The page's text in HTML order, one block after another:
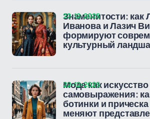
Знаменитости: как
Иванова и Лазич
формируют
культурный
22-12-2025
Мода как искусство
самовыражения:
ботинки и
меняют
22-12-2025